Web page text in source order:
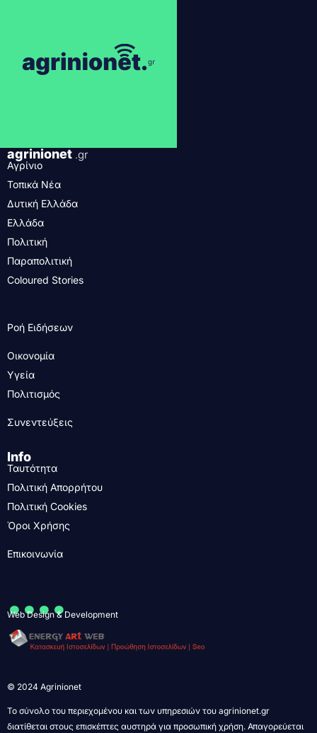
agrinionet .gr
Αγρίνιο
Τοπικά Νέα
Δυτική Ελλάδα
Ελλάδα
Πολιτική
Παραπολιτική
Coloured Stories
Ροή Ειδήσεων
Οικονομία
Υγεία
Πολιτισμός
Συνεντεύξεις
Info
Ταυτότητα
Πολιτική Απορρήτου
Πολιτική Cookies
Όροι Χρήσης
Επικοινωνία
....
Web Design & Development
© 2024 Agrinionet
Το σύνολο του περιεχομένου και των υπηρεσιών του agrinionet.gr
διατίθεται στους επισκέπτες αυστηρά για προσωπική χρήση. Απαγορεύεται